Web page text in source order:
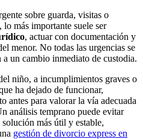
sobre guarda, visitas o
más importante suele ser
, actuar con documentación y
menor. No todas las urgencias se
un cambio inmediato de custodia.
niño, a incumplimientos graves o
ha dejado de funcionar,
antes para valorar la vía adecuada
análisis temprano puede evitar
más útil y estable,
gestión de divorcio express en